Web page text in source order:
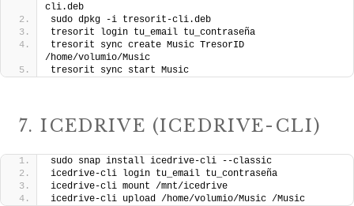
cli.deb
sudo dpkg -i tresorit-cli.deb
tresorit login tu_email tu_contraseña
tresorit sync create Music TresorID
/home/volumio/Music
tresorit sync start Music
7. ICEDRIVE (ICEDRIVE-CLI)
sudo snap install icedrive-cli --classic
icedrive-cli login tu_email tu_contraseña
icedrive-cli mount /mnt/icedrive
icedrive-cli upload /home/volumio/Music /Music